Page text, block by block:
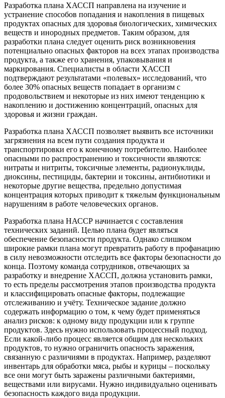
Разработка плана ХАССП направлена на изучение и
устранение способов попадания и накопления в пищевых
продуктах опасных для здоровья биологических, химических
веществ и инородных предметов. Таким образом, для
разработки плана следует оценить риск возникновения
потенциально опасных факторов на всех этапах производства
продукта, а также его хранения, упаковывания и
маркирования. Специалисты в области ХАССП
подтверждают результатами «полевых» исследований, что
более 30% опасных веществ попадает в организм с
продовольствием и некоторые из них имеют тенденцию к
накоплению и достижению концентраций, опасных для
здоровья и жизни граждан.
Разработка плана ХАССП позволяет выявить все источники
загрязнения на всем пути создания продукта и
транспортировки его к конечному потребителю. Наиболее
опасными по распространению и токсичности являются:
нитраты и нитриты, токсичные элементы, радионуклиды,
диоксины, пестициды, бактерии и токсины, антибиотики и
некоторые другие вещества, предельно допустимая
концентрация которых приводит к тяжелым функциональным
нарушениям в работе человеческих органов.
Разработка плана НАССР начинается с составления
технических заданий. Целью плана будет являться
обеспечение безопасности продукта. Однако слишком
широкие рамки плана могут превратить работу в профанацию
в силу невозможности отследить все факторы безопасности до
конца. Поэтому команда сотрудников, отвечающих за
разработку и внедрение ХАССП, должна установить рамки,
то есть пределы рассмотрения этапов производства продукта
и классифицировать опасные факторы, подлежащие
отслеживанию и учёту. Техническое задание должно
содержать информацию о том, к чему будет применяться
анализ рисков: к одному виду продукции или к группе
продуктов. Здесь нужно использовать процессный подход.
Если какой-либо процесс является общим для нескольких
продуктов, то нужно ограничить опасность заражения,
связанную с различиями в продуктах. Например, разделяют
инвентарь для обработки мяса, рыбы и курицы – поскольку
все они могут быть заражены различными бактериями,
веществами или вирусами. Нужно индивидуально оценивать
безопасность каждого вида продукции.